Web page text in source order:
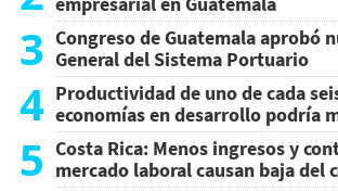
3 Congreso de Guatemala aprobó
General del Sistema Portuario
4 Productividad de uno de cada
economías en desarrollo podría
5 Costa Rica: Menos ingresos y
mercado laboral causan baja del